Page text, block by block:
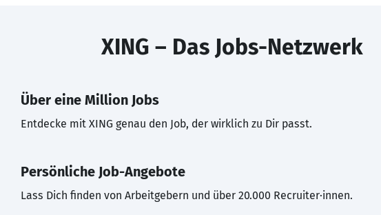
XING – Das Jobs-Netzwerk
Über eine Million Jobs
Entdecke mit XING genau den Job, der wirklich zu Dir passt.
Persönliche Job-Angebote
Lass Dich finden von Arbeitgebern und über 20.000 Recruiter·innen.